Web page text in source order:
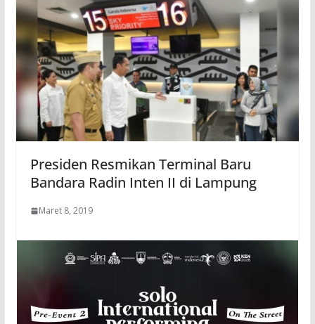
Presiden Resmikan Terminal Baru
Bandara Radin Inten II di Lampung
Maret 8, 2019